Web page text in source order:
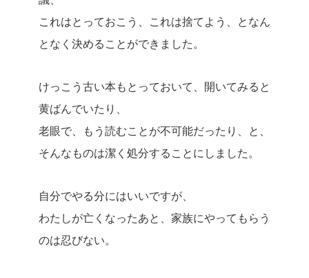
これはとっておこう、これは捨てよう、となん
となく決めることができました。
けっこう古い本もとっておいて、開いてみると
黄ばんでいたり、
老眼で、もう読むことが不可能だったり、と、
そんなものは潔く処分することにしました。
自分でやる分にはいいですが、
わたしが亡くなったあと、家族にやってもらう
のは忍びない。